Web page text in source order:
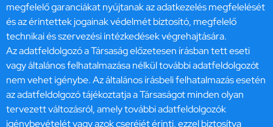
megfelelő garanciákat nyújtanak az adatkezelés megfelelését
és az érintettek jogainak védelmét biztosító, megfelelő
technikai és szervezési intézkedések végrehajtására.
Az adatfeldolgozó a Társaság előzetesen írásban tett eseti
vagy általános felhatalmazása nélkül további adatfeldolgozót
nem vehet igénybe. Az általános írásbeli felhatalmazás esetén
az adatfeldolgozó tájékoztatja a Társaságot minden olyan
tervezett változásról, amely további adatfeldolgozók
igénybevételét vagy azok cseréjét érinti, ezzel biztosítva